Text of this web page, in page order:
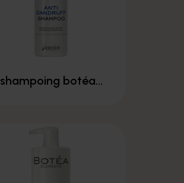
shampoing botéa...